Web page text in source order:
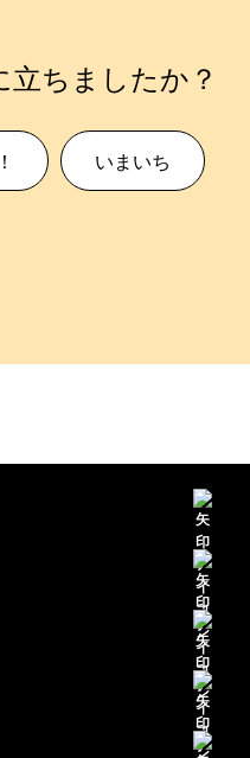
立ちましたか？
いまいち